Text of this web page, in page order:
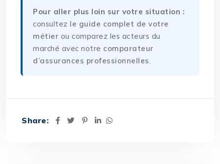
Pour aller plus loin sur votre situation :
consultez le guide complet de votre
métier ou comparez les acteurs du
marché avec notre comparateur
d’assurances professionnelles.
Share: